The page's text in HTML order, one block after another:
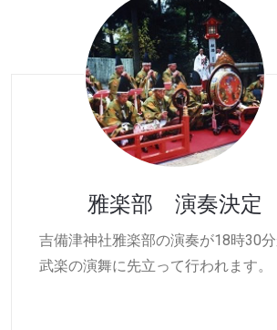
雅楽部 演奏決定
吉備津神社雅楽部の演奏が18時30
武楽の演舞に先立って行われます。